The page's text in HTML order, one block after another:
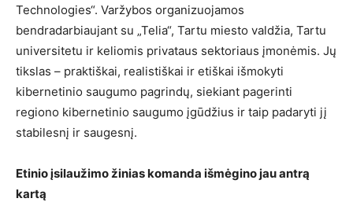
Technologies“. Varžybos organizuojamos
bendradarbiaujant su „Telia“, Tartu miesto valdžia, Tartu
universitetu ir keliomis privataus sektoriaus įmonėmis. Jų
tikslas – praktiškai, realistiškai ir etiškai išmokyti
kibernetinio saugumo pagrindų, siekiant pagerinti
regiono kibernetinio saugumo įgūdžius ir taip padaryti jį
stabilesnį ir saugesnį.
Etinio įsilaužimo žinias komanda išmėgino jau antrą
kartą